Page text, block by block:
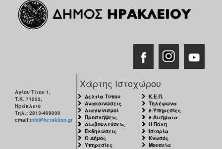
Αγίου Τίτου 1,
Τ.Κ. 71202,
Ηράκλειο
Τηλ.: 2813-409000
email:info@heraklion.gr
Χάρτης Ιστοχώρου
Δελτία Τύπου
Ανακοινώσεις
Διαγωνισμοί
Προσλήψεις
Διαβουλεύσεις
Εκδηλώσεις
Ο Δήμος
Υπηρεσίες
Κ.Ε.Π.
Τηλέφωνα
e-Υπηρεσίες
e-Αιτήματα
Η Πόλη
Ιστορία
Κνωσός
Μουσεία